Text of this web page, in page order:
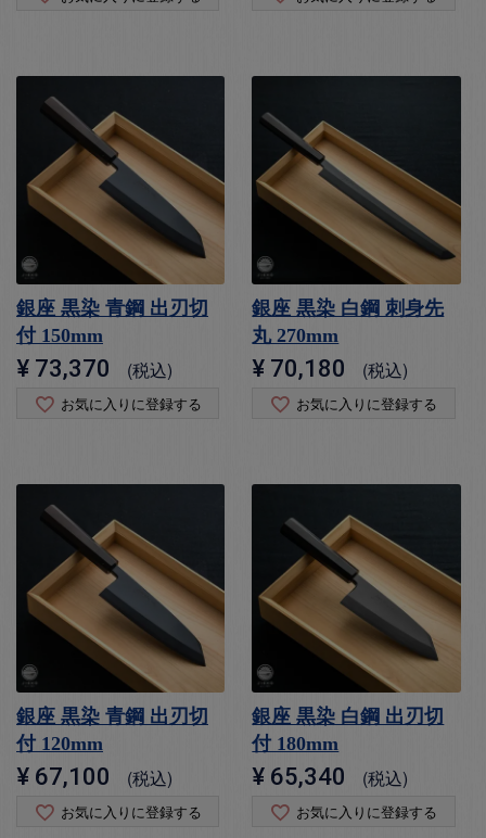
銀座 黒染 青鋼 出刃切
付 150mm
¥ 73,370 税込
お気に入りに登録する
銀座 黒染 白鋼 刺身先
丸 270mm
¥ 70,180 税込
お気に入りに登録する
銀座 黒染 青鋼 出刃切
付 120mm
¥ 67,100 税込
お気に入りに登録する
銀座 黒染 白鋼 出刃切
付 180mm
¥ 65,340 税込
お気に入りに登録する